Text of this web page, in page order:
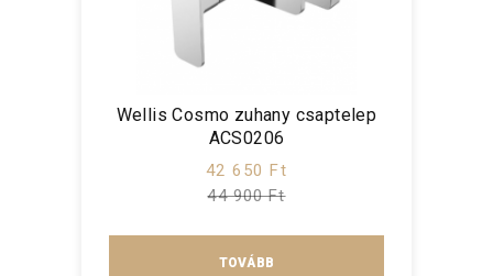
Wellis Cosmo zuhany csaptelep
ACS0206
42 650 Ft
44 900 Ft
TOVÁBB